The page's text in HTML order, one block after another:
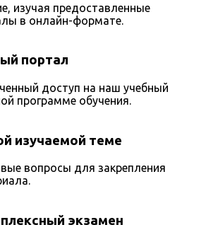
изучая предоставленные
в онлайн-формате.
портал
доступ на наш учебный
программе обучения.
изучаемой теме
вопросы для закрепления
экзамен